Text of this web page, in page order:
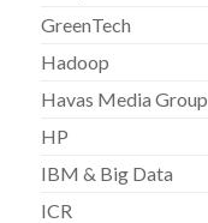
GreenTech
Hadoop
Havas Media Group
HP
IBM & Big Data
ICR